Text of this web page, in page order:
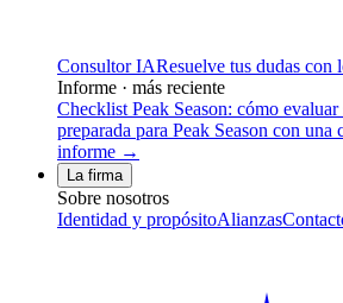
Consultor IAResuelve tus dudas con
Informe · más reciente
Checklist Peak Season: cómo
preparada para Peak Season con
informe →
La firma
Sobre nosotros
Identidad y propósitoAlianzas